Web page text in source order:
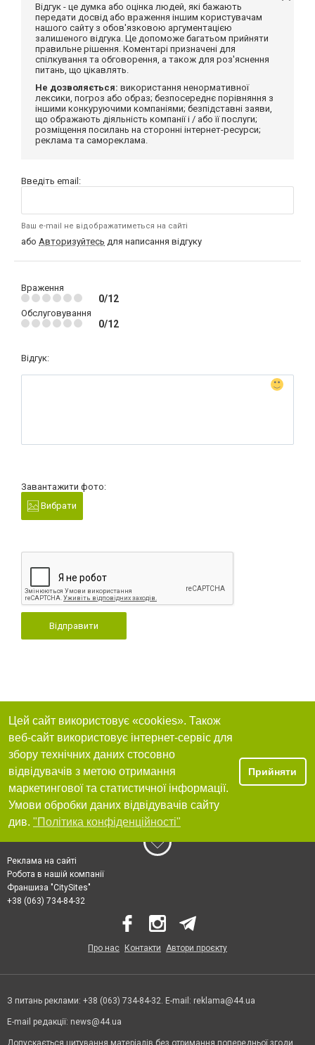
Відгук - це думка або оцінка людей, які бажають
передати досвід або враження іншим користувачам
нашого сайту з обов'язковою аргументацією
залишеного відгука. Це допоможе багатьом прийняти
правильне рішення. Коментарі призначені для
спілкування та обговорення, а також для роз'яснення
питань, що цікавлять.
Не дозволяється: використання ненормативної
лексики, погроз або образ; безпосереднє порівняння з
іншими конкуруючими компаніями; безпідставні заяви,
що ображають діяльність компанії і / або її послуги;
розміщення посилань на сторонні інтернет-ресурси;
реклама та самореклама.
Введіть email:
Ваш e-mail не відображатиметься на сайті
або Авторизуйтесь для написання відгуку
Враження
0/12
Обслуговування
0/12
Відгук:
Завантажити фото:
Вибрати
Відправити
Цей сайт використовує «cookies». Також
веб-сайт використовує інтернет-сервіс для
збору технічних даних стосовно
відвідувачів з метою отримання
маркетингової та статистичної інформації.
Умови обробки даних відвідувачів сайту
див. "Політика конфіденційності"
Прийняти
Реклама на сайті
Робота в нашій компанії
Франшиза "CitySites"
+38 (063) 734-84-32
Про нас Контакти Автори проєкту
З питань реклами: +38 (063) 734-84-32. E-mail: reklama@44.ua
E-mail редакції: news@44.ua
Допускається цитування матеріалів без отримання попередньої згоди